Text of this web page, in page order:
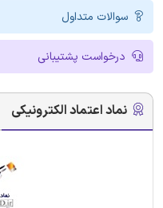
سوالات متداول
درخواست پشتیبانی
نماد اعتماد الکترونیکی